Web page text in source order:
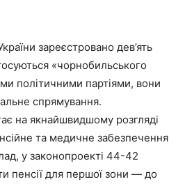
зареєстровано дев’ять
«чорнобильського
політичними партіями, вони
спрямування.
на якнайшвидшому розгляді
та медичне забезпечення
у законопроекті 44-42
пенсії для першої зони — до